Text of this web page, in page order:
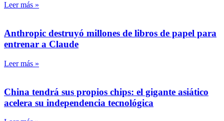
Leer más »
Anthropic destruyó millones de libros de papel para
entrenar a Claude
Leer más »
China tendrá sus propios chips: el gigante asiático
acelera su independencia tecnológica